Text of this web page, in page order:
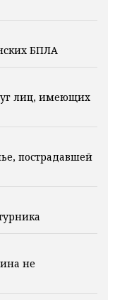
БПЛА
лиц, имеющих
пострадавшей
не